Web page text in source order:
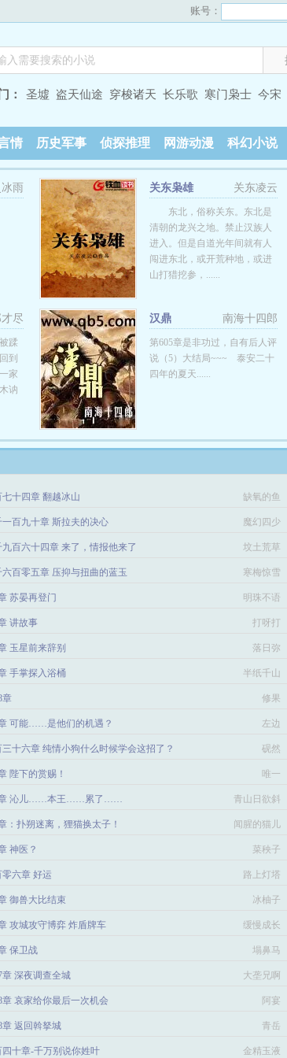
账号：
： 圣墟 盗天仙途 穿梭诸天 长乐歌 寒门枭士 今宋
情 历史军事 侦探推理 网游动漫 科幻小说
冰雨 关东凌云
关东枭雄
东北，俗称关东。东北是
清朝的龙兴之地。禁止汉族人
进入。但是自道光年间就有人
闯进东北，或开荒种地，或进
山打猎挖参，......
尽
蹂
到
家
讷
南海十四郎
汉鼎
第605章是非功过，自有后人评
说（5）大结局~~~ 泰安二十
四年的夏天......
十四章 翻越冰山 缺氧的鱼
一百九十章 斯拉夫的决心 魔幻四少
百六十四章 来了，情报他来了 坟土荒草
百零五章 压抑与扭曲的蓝玉 寒梅惊雪
苏晏再登门 明珠不语
讲故事 打呀打
玉星前来辞别 落日弥
手掌探入浴桶 半纸千山
章 修果
可能……是他们的机遇？ 左边
十六章 纯情小狗什么时候学会这招了？ 砚然
陛下的赏赐！ 唯一
章 沁儿……本王……累了…… 青山日欲斜
：扑朔迷离，狸猫换太子！ 闻腥的猫儿
神医？ 菜秧子
六章 好运 路上灯塔
御兽大比结束 冰柚子
攻城攻守博弈 炸盾牌车 缓慢成长
保卫战 塌鼻马
章 深夜调查全城 大垄兄啊
章 哀家给你最后一次机会 阿宴
章 返回斡拏城 青岳
四十章-千万别说你姓叶 金精玉液